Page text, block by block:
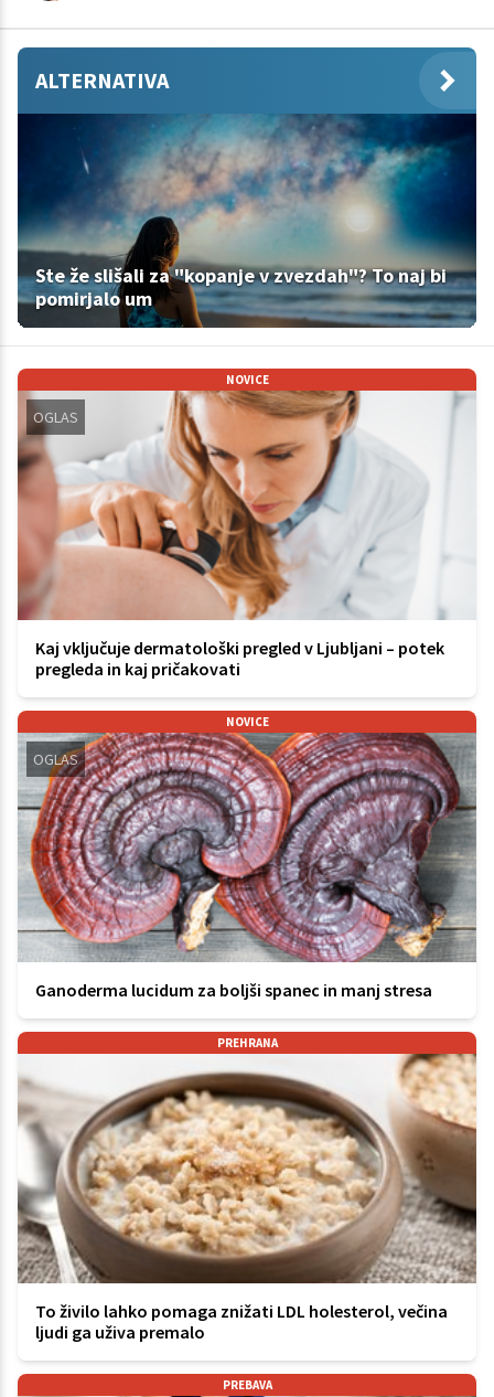
ALTERNATIVA
Ste že slišali za "kopanje v zvezdah"? To naj bi
pomirjalo um
NOVICE
OGLAS
Kaj vključuje dermatološki pregled v Ljubljani – potek
pregleda in kaj pričakovati
NOVICE
OGLAS
Ganoderma lucidum za boljši spanec in manj stresa
PREHRANA
To živilo lahko pomaga znižati LDL holesterol, večina
ljudi ga uživa premalo
PREBAVA